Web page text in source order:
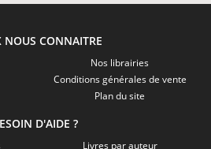
NOUS CONNAITRE
Nos librairies
Conditions générales de vente
Plan du site
D'AIDE ?
Livres par auteur